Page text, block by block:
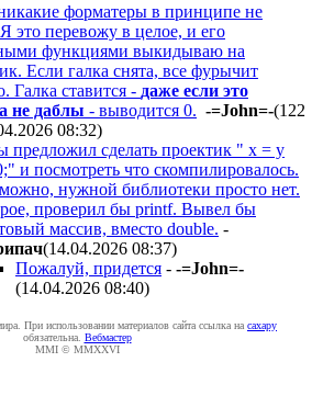
форматеры в принципе не
это перевожу в целое, и его
функциями выкидываю на
Если галка снята, все фурычит
Галка ставится - даже если это
не даблы - выводится 0. -=John=-(122
08:32)
предложил сделать проектик " x = y
и посмотреть что скомпилировалось.
нужной библиотеки просто нет.
проверил бы printf. Вывел бы
массив, вместо double. -
(14.04.2026 08:37)
Пожалуй, придется - -=John=-
(14.04.2026 08:40)
При использовании материалов сайта ссылка на caxapу
обязательна. Вебмастер
MMI © MMXXVI